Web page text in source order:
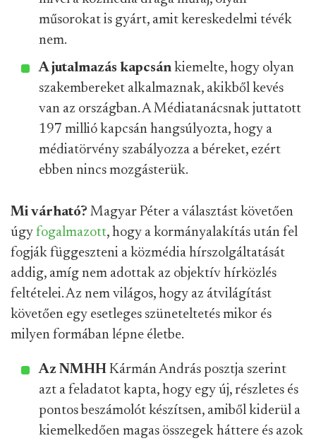
műsorokat is gyárt, amit kereskedelmi tévék
nem.
A jutalmazás kapcsán kiemelte, hogy olyan
szakembereket alkalmaznak, akikből kevés
van az országban. A Médiatanácsnak juttatott
197 millió kapcsán hangsúlyozta, hogy a
médiatörvény szabályozza a béreket, ezért
ebben nincs mozgásterük.
Mi várható? Magyar Péter a választást követően
úgy fogalmazott, hogy a kormányalakítás után fel
fogják függeszteni a közmédia hírszolgáltatását
addig, amíg nem adottak az objektív hírközlés
feltételei. Az nem világos, hogy az átvilágítást
követően egy esetleges szüneteltetés mikor és
milyen formában lépne életbe.
Az NMHH Kármán András posztja szerint
azt a feladatot kapta, hogy egy új, részletes és
pontos beszámolót készítsen, amiből kiderül a
kiemelkedően magas összegek háttere és azok